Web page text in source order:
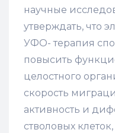
научные
утверждать, что
УФО- терапия
повысить
целостного
скорость
активность и
стволовых